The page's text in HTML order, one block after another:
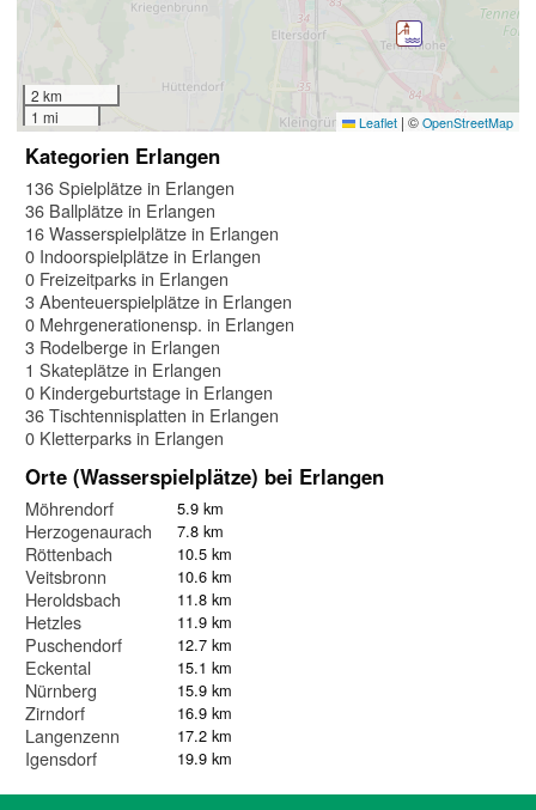
2 km
1 mi
Leaflet | © OpenStreetMap
Kategorien Erlangen
136 Spielplätze in Erlangen
36 Ballplätze in Erlangen
16 Wasserspielplätze in Erlangen
0 Indoorspielplätze in Erlangen
0 Freizeitparks in Erlangen
3 Abenteuerspielplätze in Erlangen
0 Mehrgenerationensp. in Erlangen
3 Rodelberge in Erlangen
1 Skateplätze in Erlangen
0 Kindergeburtstage in Erlangen
36 Tischtennisplatten in Erlangen
0 Kletterparks in Erlangen
Orte (Wasserspielplätze) bei Erlangen
Möhrendorf 5.9 km
Herzogenaurach 7.8 km
Röttenbach 10.5 km
Veitsbronn 10.6 km
Heroldsbach 11.8 km
Hetzles 11.9 km
Puschendorf 12.7 km
Eckental 15.1 km
Nürnberg 15.9 km
Zirndorf 16.9 km
Langenzenn 17.2 km
Igensdorf 19.9 km